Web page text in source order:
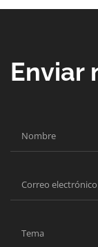
Enviar